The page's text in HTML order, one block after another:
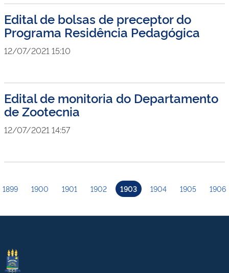
Edital de bolsas de preceptor do
Programa Residência Pedagógica
12/07/2021 15:10
Edital de monitoria do Departamento
de Zootecnia
12/07/2021 14:57
1899 1900 1901 1902 1903 1904 1905 1906